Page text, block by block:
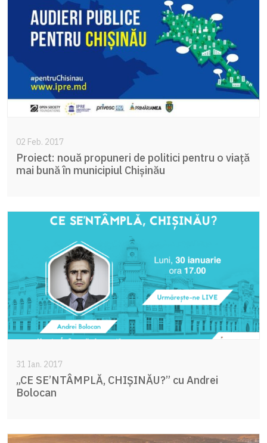
02 Feb. 2017
Proiect: nouă propuneri de politici pentru o viaţă
mai bună în municipiul Chişinău
31 Ian. 2017
„CE SE’NTÂMPLĂ, CHIȘINĂU?” cu Andrei
Bolocan